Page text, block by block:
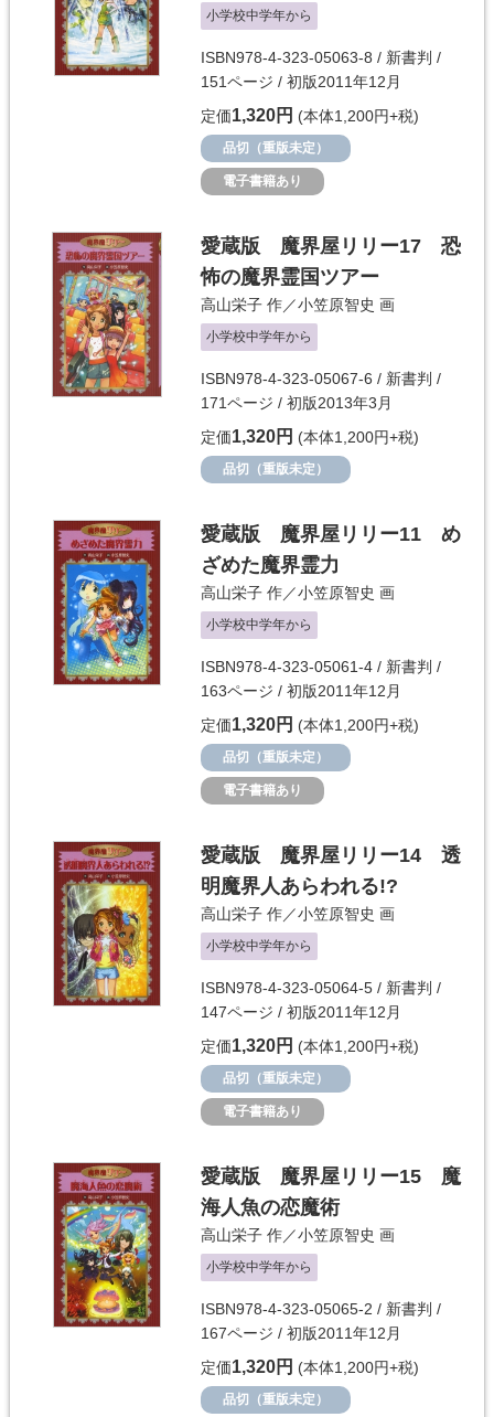
小学校中学年から
ISBN978-4-323-05063-8 / 新書判 /
151ページ / 初版2011年12月
定価1,320円 (本体1,200円+税)
品切（重版未定）
電子書籍あり
愛蔵版 魔界屋リリー17 恐
怖の魔界霊国ツアー
高山栄子 作／小笠原智史 画
小学校中学年から
ISBN978-4-323-05067-6 / 新書判 /
171ページ / 初版2013年3月
定価1,320円 (本体1,200円+税)
品切（重版未定）
愛蔵版 魔界屋リリー11 め
ざめた魔界霊力
高山栄子 作／小笠原智史 画
小学校中学年から
ISBN978-4-323-05061-4 / 新書判 /
163ページ / 初版2011年12月
定価1,320円 (本体1,200円+税)
品切（重版未定）
電子書籍あり
愛蔵版 魔界屋リリー14 透
明魔界人あらわれる!?
高山栄子 作／小笠原智史 画
小学校中学年から
ISBN978-4-323-05064-5 / 新書判 /
147ページ / 初版2011年12月
定価1,320円 (本体1,200円+税)
品切（重版未定）
電子書籍あり
愛蔵版 魔界屋リリー15 魔
海人魚の恋魔術
高山栄子 作／小笠原智史 画
小学校中学年から
ISBN978-4-323-05065-2 / 新書判 /
167ページ / 初版2011年12月
定価1,320円 (本体1,200円+税)
品切（重版未定）